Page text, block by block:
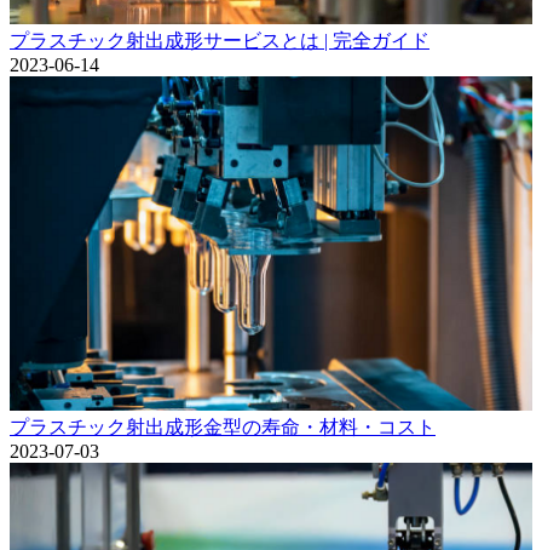
プラスチック射出成形サービスとは | 完全ガイド
2023-06-14
プラスチック射出成形金型の寿命・材料・コスト
2023-07-03